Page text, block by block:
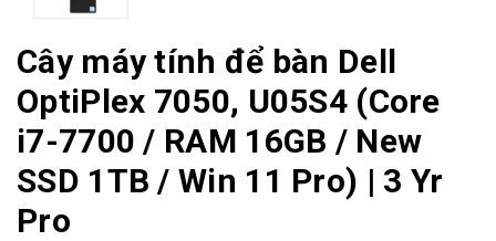
Cây máy tính để bàn Dell
OptiPlex 7050, U05S4 (Core
i7-7700 / RAM 16GB / New
SSD 1TB / Win 11 Pro) | 3 Yr
Pro